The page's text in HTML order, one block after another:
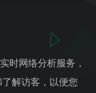
时网络分析服务，
解访客，以便您